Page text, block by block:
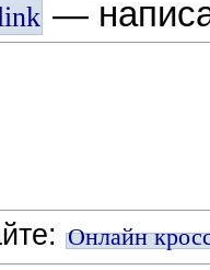
—
Онлайн